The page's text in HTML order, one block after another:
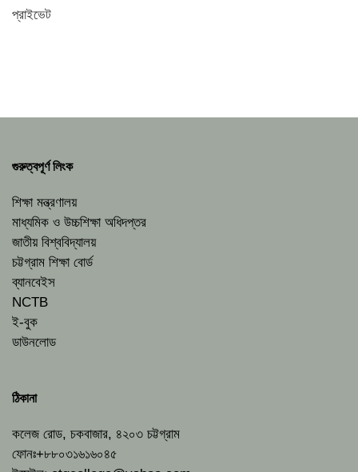
প্রাইভেট
গুরুত্বপূর্ণ লিংক
শিক্ষা মন্ত্রণালয়
মাধ্যমিক ও উচ্চশিক্ষা অধিদপ্তর
জাতীয় বিশ্ববিদ্যালয়
চট্টগ্রাম শিক্ষা বোর্ড
ব্যানবেইস
NCTB
ই-বুক
ডাউনলোড
ঠিকানা
কলেজ রোড, চকবাজার, ৪২০৩ চট্টগ্রাম
ফোনঃ+৮৮০৩১৬১৬০৪৫